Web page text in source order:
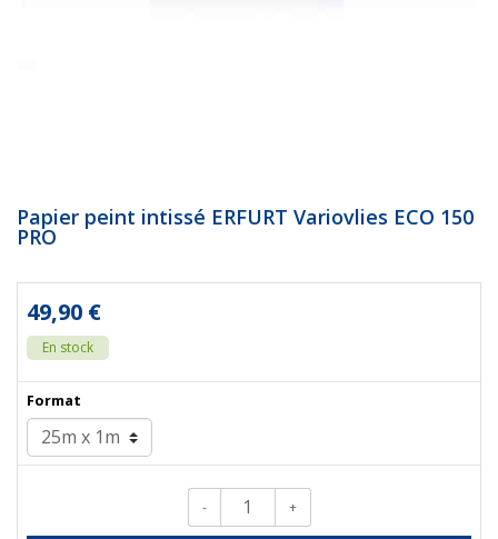
Papier peint intissé ERFURT Variovlies ECO 150
PRO
49,90 €
En stock
Format
- +